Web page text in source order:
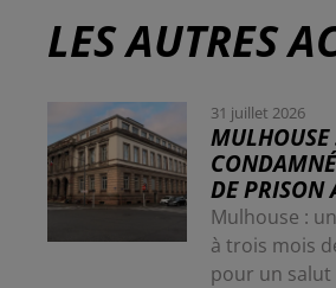
LES AUTRES
31 juillet 2026
MULHOUSE
DE PRISON
Mulhouse :
à trois mois
pour un salut